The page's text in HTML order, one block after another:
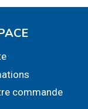
commande